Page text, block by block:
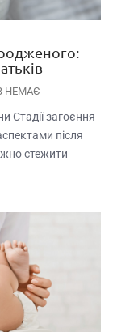
НЕМАЄ
Стадії загоєння
після
стежити